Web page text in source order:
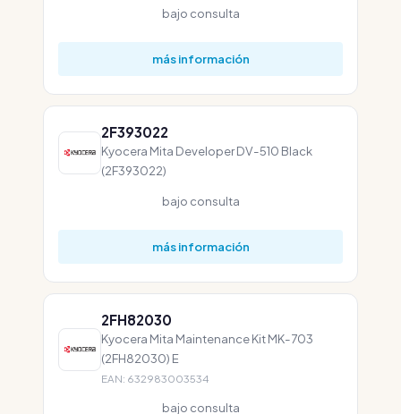
bajo consulta
más información
2F393022
Kyocera Mita Developer DV-510 Black
(2F393022)
bajo consulta
más información
2FH82030
Kyocera Mita Maintenance Kit MK-703
(2FH82030) E
EAN: 632983003534
bajo consulta